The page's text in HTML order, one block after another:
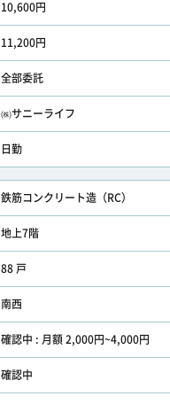
10,600円
11,200円
全部委託
㈱サニーライフ
日勤
鉄筋コンクリート造（RC）
地上7階
88 戸
南西
確認中 : 月額 2,000円~4,000円
確認中